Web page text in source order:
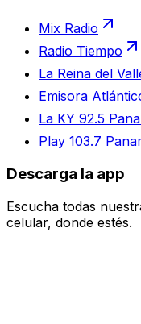
Mix Radio
Radio Tiempo
La Reina del
Emisora
La KY 92.5
Play 103.7
Descarga la app
Escucha todas
celular, donde estés.